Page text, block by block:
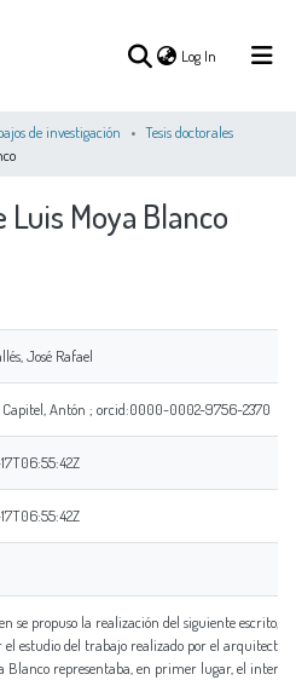
Log In (current)
de investigación
Tesis doctorales
Moya Blanco
José Rafael
Capitel, Antón ; orcid:0000-0002-9756-2370
se propuso la realización del siguiente escrito,
el estudio del trabajo realizado por el arquitecto
Blanco representaba, en primer lugar, el interés